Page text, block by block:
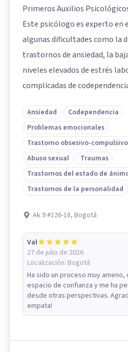
Primeros Auxilios
Este psicólogo es experto
algunas dificultades como la
trastornos de ansiedad, la
niveles elevados de estrés
complicadas de
Ansiedad
Codependencia
Problemas emocionales
Trastorno obsesivo-
Abuso sexual
Traumas
Trastornos del estado de
Trastornos de la personalidad
Ak 9 #126-18, Bogotá
Val
27 de julio de 2026
Localización: Bogotá
Ha sido un proceso muy
espacio de confianza y me ha
desde otras perspectivas.
empata!